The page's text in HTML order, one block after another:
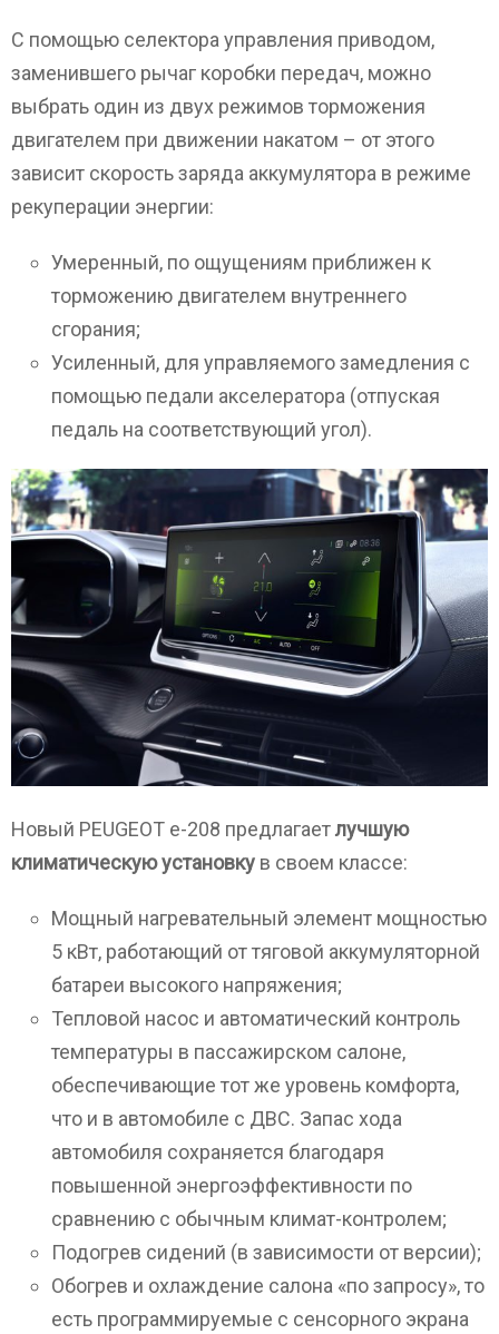
С помощью селектора управления приводом,
заменившего рычаг коробки передач, можно
выбрать один из двух режимов торможения
двигателем при движении накатом – от этого
зависит скорость заряда аккумулятора в режиме
рекуперации энергии:
Умеренный, по ощущениям приближен к
торможению двигателем внутреннего
сгорания;
Усиленный, для управляемого замедления с
помощью педали акселератора (отпуская
педаль на соответствующий угол).
Новый PEUGEOT e-208 предлагаетлучшую
климатическую установку в своем классе:
Мощный нагревательный элемент мощностью
5 кВт, работающий от тяговой аккумуляторной
батареи высокого напряжения;
Тепловой насос и автоматический контроль
температуры в пассажирском салоне,
обеспечивающие тот же уровень комфорта,
что и в автомобиле с ДВС. Запас хода
автомобиля сохраняется благодаря
повышенной энергоэффективности по
сравнению с обычным климат-контролем;
Подогрев сидений (в зависимости от версии);
Обогрев и охлаждение салона «по запросу», то
есть программируемые с сенсорного экрана